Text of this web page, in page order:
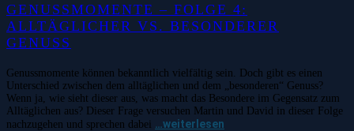
GENUSSMOMENTE – FOLGE 4:
ALLTÄGLICHER VS. BESONDERER
GENUSS
Genussmomente können bekanntlich vielfältig sein. Doch gibt es einen
Unterschied zwischen dem alltäglichen und dem „besonderen“ Genuss?
Wenn ja, wie sieht dieser aus, was macht das Besondere im Gegensatz zum
Alltäglichen aus? Dieser Frage versuchen Martin und David in dieser Folge
nachzugehen und sprechen dabei …weiterlesen